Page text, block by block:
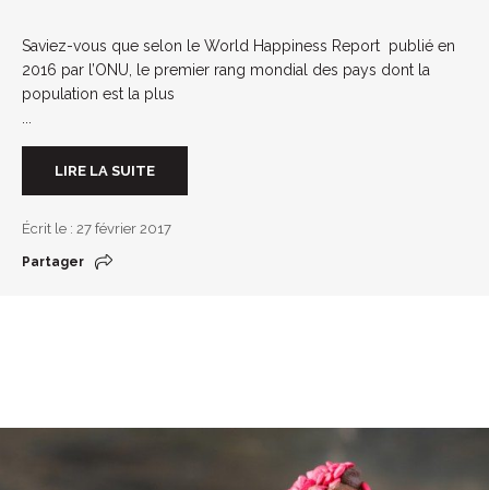
Saviez-vous que selon le World Happiness Report publié en
2016 par l’ONU, le premier rang mondial des pays dont la
population est la plus
LIRE LA SUITE
Écrit le : 27 février 2017
Partager